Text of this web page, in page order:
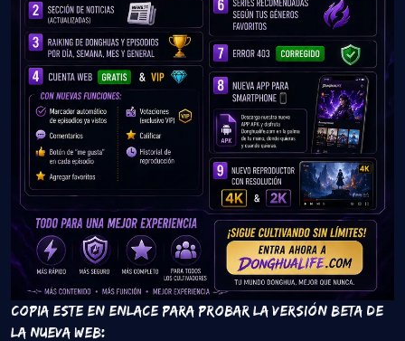
Copia este en enlace para probar la versión beta de
la nueva web: